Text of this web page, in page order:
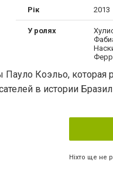
Рік 2013
У ролях
Коэльо,
в истории
Ніхто ще не